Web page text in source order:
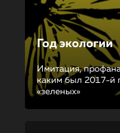
Год экологии
Имитация,
каким был 2017-й
«зеленых»